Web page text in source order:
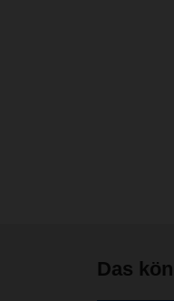
Das